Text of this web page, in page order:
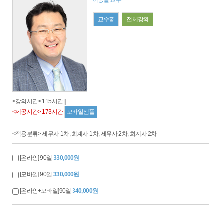
교수홈 전체강의
<강의시간> 115시간
<제공시간> 173시간
모바일샘플
<적용분류> 세무사 1차, 회계사 1차, 세무사 2차, 회계사 2차
[온라인] 90일330,000원
[모바일] 90일330,000원
[온라인+모바일]90일340,000원